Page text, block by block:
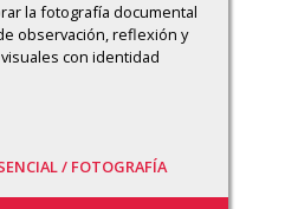
la fotografía documental
observación, reflexión y
con identidad
/ FOTOGRAFÍA